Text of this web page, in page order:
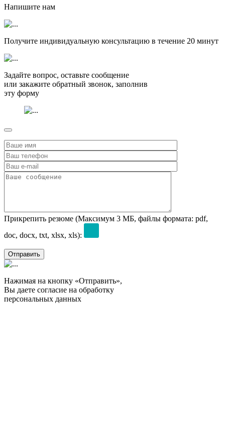
Напишите нам
Получите индивидуальную консультацию в течение 20 минут
Задайте вопрос, оставьте сообщение
или закажите обратный звонок, заполнив
эту форму
Прикрепить резюме (Максимум 3 МБ, файлы формата: pdf,
doc, docx, txt, xlsx, xls):
Отправить
Нажимая на кнопку «Отправить»,
Вы даете согласие на обработку
персональных данных